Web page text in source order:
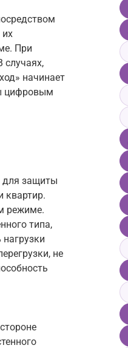
их
При
случаях,
начинает
цифровым
для защиты
квартир.
режиме.
типа,
не